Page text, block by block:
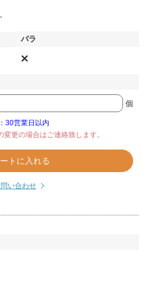
×
個
30営業日以内
更の場合はご連絡致します。
トに入れる
い合わせ